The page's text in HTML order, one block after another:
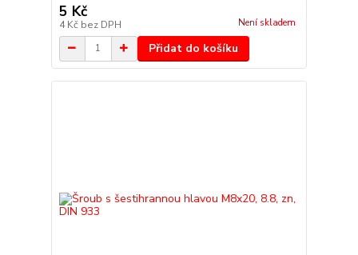
5 Kč
4 Kč bez DPH Není skladem
Přidat do košíku